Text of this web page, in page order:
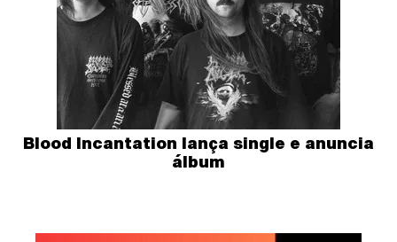
Blood Incantation lança single e anuncia
álbum